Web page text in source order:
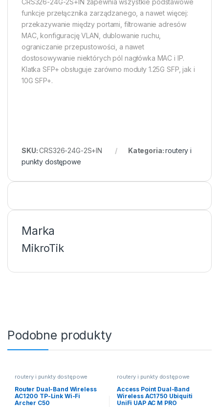
CRS326-24G-2S+IN zapewnia wszystkie podstawowe
funkcje przełącznika zarządzanego, a nawet więcej:
przekazywanie między portami, filtrowanie adresów
MAC, konfigurację VLAN, dublowanie ruchu,
ograniczanie przepustowości, a nawet
dostosowywanie niektórych pól nagłówka MAC i IP.
Klatka SFP+ obsługuje zarówno moduły 1.25G SFP, jak i
10G SFP+.
SKU:CRS326-24G-2S+IN Kategoria:routery i
punkty dostępowe
Marka
MikroTik
Podobne produkty
routery i punkty dostępowe
Router Dual-Band Wireless
AC1200 TP-Link Wi-Fi
Archer C50
routery i punkty dostępowe
Access Point Dual-Band
Wireless AC1750 Ubiquiti
UniFi UAP AC M PRO